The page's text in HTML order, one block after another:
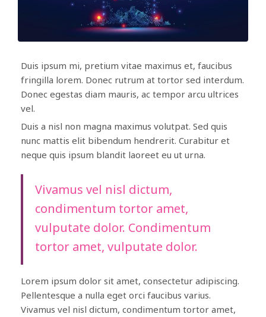
Duis ipsum mi, pretium vitae maximus et, faucibus
fringilla lorem. Donec rutrum at tortor sed interdum.
Donec egestas diam mauris, ac tempor arcu ultrices
vel.
Duis a nisl non magna maximus volutpat. Sed quis
nunc mattis elit bibendum hendrerit. Curabitur et
neque quis ipsum blandit laoreet eu ut urna.
Vivamus vel nisl dictum,
condimentum tortor amet,
vulputate dolor. Condimentum
tortor amet, vulputate dolor.
Lorem ipsum dolor sit amet, consectetur adipiscing.
Pellentesque a nulla eget orci faucibus varius.
Vivamus vel nisl dictum, condimentum tortor amet,